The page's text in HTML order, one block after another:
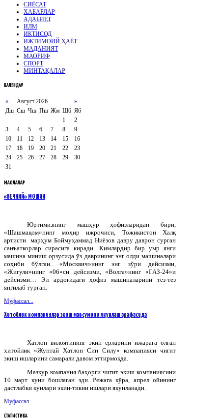
СИЁСАТ
ХАБАРЛАР
АДАБИЁТ
ИЛМ
ИҚТИСОД
ИЖТИМОИЙ ҲАЁТ
МАДАНИЯТ
МАОРИФ
СПОРТ
МИНТАҚАЛАР
КАЛЕНДАР
« Август 2026
»
Дш Сш Чш Пш Жм Шб Яб
1
2
3
4 5 6 7 8
9
10
11 12 13 14 15
16
17
18 19 20 21 22
23
24
25 26 27 28 29
30
31
МАҚОЛАЛАР
«ВЕЧНИЙ» МОШИН
Юртимизнинг машҳур ҳофизларидан бири,
«Шашмақом»нинг моҳир ижрочиси, Тожикистон Халқ
артисти марҳум Боймуҳаммад Ниёзов давру даврон сурган
санъаткорлар сирасига киради. Кимлардир бир умр янги
машина миниш орзусида ўз даврининг энг олди машиналари
соҳиби бўлган. «Москвич»нинг энг зўри дейсизми,
«Жигули»нинг «06»си дейсизми, «Волга»нинг «ГАЗ-24»и
дейсизми… Эл ардоғидаги ҳофиз машиналарини тез-тез
янгилаб турган.
Муфассал...
Хитойлик компаниялар экиш мавсумини якунлаш арафасида
Хатлон вилоятининг экин ерларини ижарага олган
хитойлик «Жунтай Хатлон Син Силу» компанияси чигит
экиш ишларини самарали давом эттирмоқда.
Мазкур компания баҳорги чигит экиш компаниясини
10 март куни бошлаган эди. Режага кўра, апрел ойининг
дастлабки кунлари экин-тикин ишлари якунланади.
Муфассал...
СТАТИСТИКА